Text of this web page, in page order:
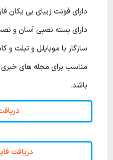
دارای فونت زیبای بی یکان
دارای بسته نصبی آسان و نصب
سازگار با موبایلل و تبلت و
مناسب برای مجله های
باشد.
دریافت